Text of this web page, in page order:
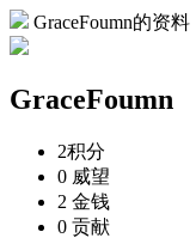
GraceFoumn的资料
GraceFoumn
2积分
0 威望
2 金钱
0 贡献